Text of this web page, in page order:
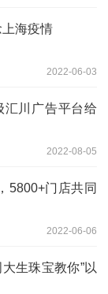
上海疫情
2022-06-03
汇川广告平台给
2022-08-05
5800+门店共同
2022-06-06
生珠宝教你”以